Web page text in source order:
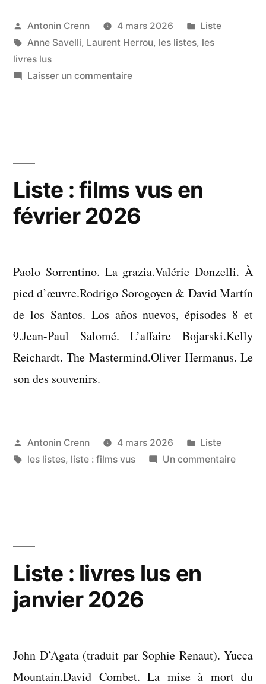
Publié
par
Antonin Crenn 4 mars 2026
Publié
dans
Liste
Étiquettes :
Anne Savelli, Laurent Herrou, les listes, les
livres lus
Laisser un commentairesur
2026
Liste : films vus en
février 2026
Paolo Sorrentino. La grazia.Valérie Donzelli. À
pied d’œuvre.Rodrigo Sorogoyen & David Martín
de los Santos. Los años nuevos, épisodes 8 et
9.Jean-Paul Salomé. L’affaire Bojarski.Kelly
Reichardt. The Mastermind.Oliver Hermanus. Le
son des souvenirs.
Publié
par
Antonin Crenn 4 mars 2026
Publié
dans
Liste
Étiquettes :
les listes, liste : films vus Un commentairesur
Liste : livres lus en
janvier 2026
John D’Agata (traduit par Sophie Renaut). Yucca
Mountain.David Combet. La mise à mort du